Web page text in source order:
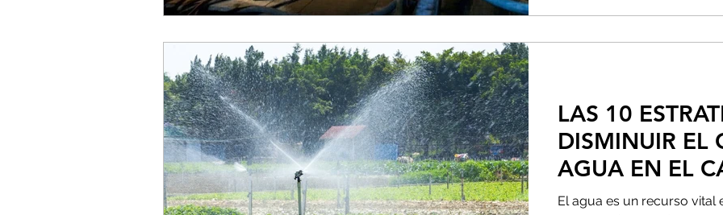
LAS 10
DISMINUIR EL
AGUA EN EL
El agua es un recurso vital